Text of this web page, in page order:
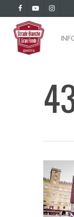
to
main
content
facebookyoutubeinstagram